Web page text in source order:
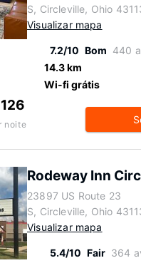
S, Circleville, Ohio
Visualizar mapa
7.2/10 Bom 440
14.3 km
Wi-fi grátis
noite
Rodeway Inn
23897 US Route 23
S, Circleville, Ohio
Visualizar mapa
5.4/10 Fair 364